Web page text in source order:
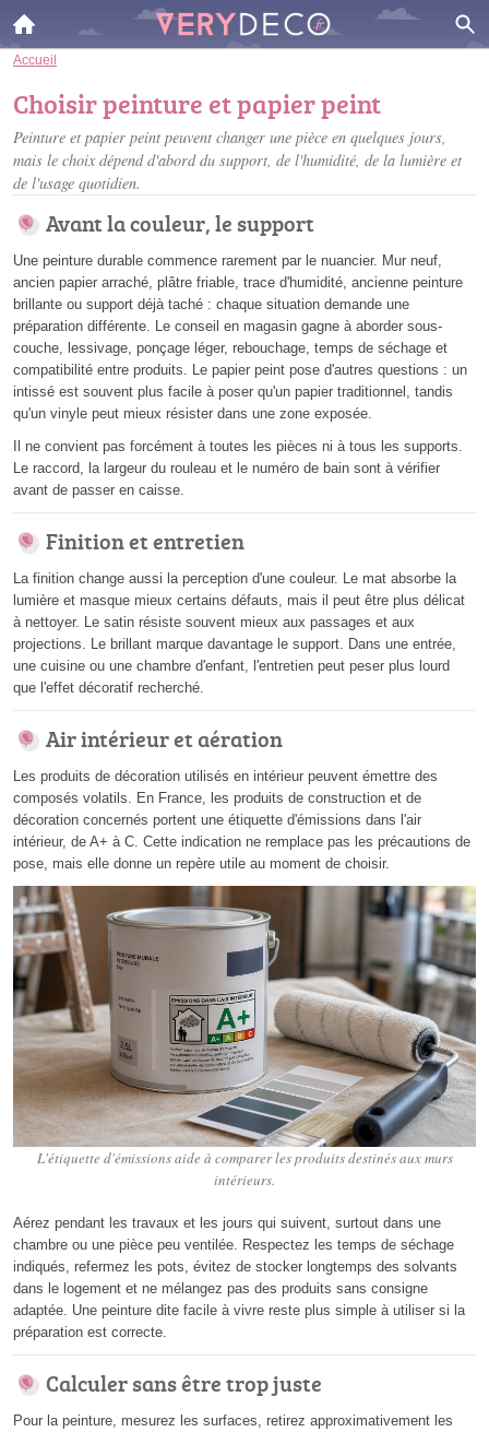
Accueil
Choisir peinture et papier peint
Peinture et papier peint peuvent changer une pièce en quelques jours,
mais le choix dépend d'abord du support, de l'humidité, de la lumière et
de l'usage quotidien.
Avant la couleur, le support
Une peinture durable commence rarement par le nuancier. Mur neuf,
ancien papier arraché, plâtre friable, trace d'humidité, ancienne peinture
brillante ou support déjà taché : chaque situation demande une
préparation différente. Le conseil en magasin gagne à aborder sous-
couche, lessivage, ponçage léger, rebouchage, temps de séchage et
compatibilité entre produits. Le papier peint pose d'autres questions : un
intissé est souvent plus facile à poser qu'un papier traditionnel, tandis
qu'un vinyle peut mieux résister dans une zone exposée.
Il ne convient pas forcément à toutes les pièces ni à tous les supports.
Le raccord, la largeur du rouleau et le numéro de bain sont à vérifier
avant de passer en caisse.
Finition et entretien
La finition change aussi la perception d'une couleur. Le mat absorbe la
lumière et masque mieux certains défauts, mais il peut être plus délicat
à nettoyer. Le satin résiste souvent mieux aux passages et aux
projections. Le brillant marque davantage le support. Dans une entrée,
une cuisine ou une chambre d'enfant, l'entretien peut peser plus lourd
que l'effet décoratif recherché.
Air intérieur et aération
Les produits de décoration utilisés en intérieur peuvent émettre des
composés volatils. En France, les produits de construction et de
décoration concernés portent une étiquette d'émissions dans l'air
intérieur, de A+ à C. Cette indication ne remplace pas les précautions de
pose, mais elle donne un repère utile au moment de choisir.
L'étiquette d'émissions aide à comparer les produits destinés aux murs
intérieurs.
Aérez pendant les travaux et les jours qui suivent, surtout dans une
chambre ou une pièce peu ventilée. Respectez les temps de séchage
indiqués, refermez les pots, évitez de stocker longtemps des solvants
dans le logement et ne mélangez pas des produits sans consigne
adaptée. Une peinture dite facile à vivre reste plus simple à utiliser si la
préparation est correcte.
Calculer sans être trop juste
Pour la peinture, mesurez les surfaces, retirez approximativement les